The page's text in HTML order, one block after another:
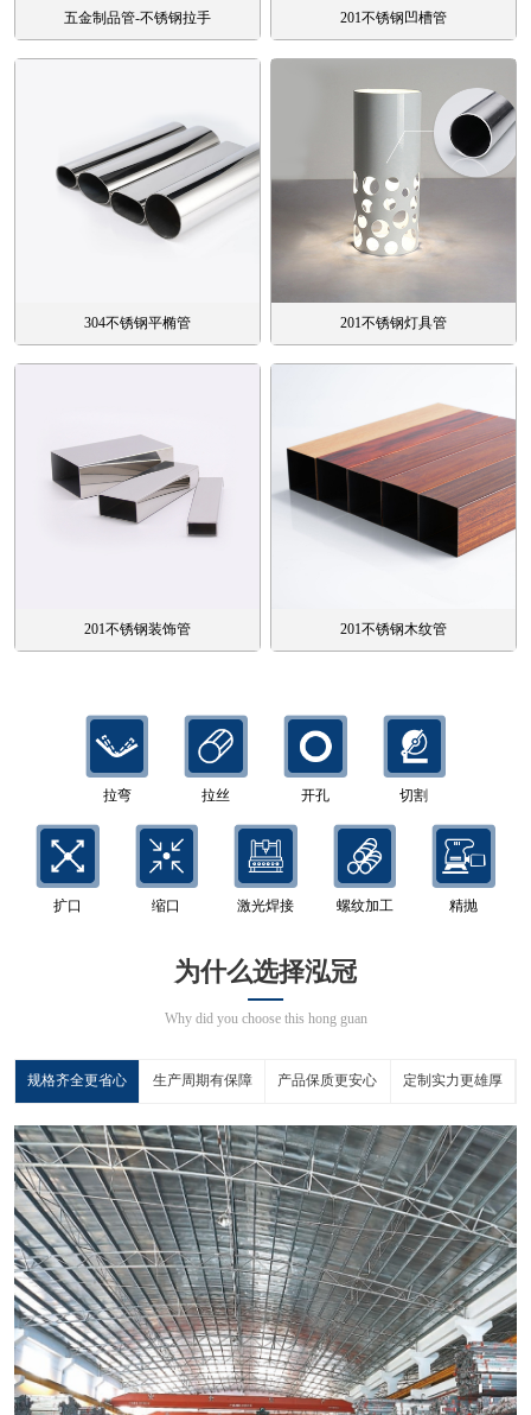
五金制品管-不锈钢拉手 201不锈钢凹槽管
304不锈钢平椭管 201不锈钢灯具管
201不锈钢装饰管 201不锈钢木纹管
拉弯 拉丝 开孔 切割
扩口 缩口 激光焊接 螺纹加工 精抛
为什么选择泓冠
Why did you choose this hong guan
规格齐全更省心 生产周期有保障 产品保质更安心 定制实力更雄厚